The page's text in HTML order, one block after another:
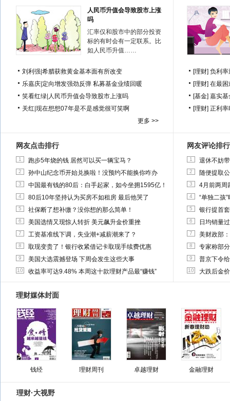
人民币升值会导致股市上涨
吗
汇率仅和股市中的部分投资
标的有时会有一定联系。比
如人民币升值……
刘利强 希腊获救黄金基本面有所改变
乐嘉庆 定向增发强劲反弹 私募基金业绩回暖
笑看红绿 人民币升值会导致股市上涨吗
关红 现在想想07年是不是感觉很可笑啊
更多 >>
[理财] 负利率
[理财] 在最困
[基金] 嘉实基
[理财] 正利率
网友点击排行
1 跑步5年烧的钱 居然可以买一辆宝马？
2 孙中山纪念币开始兑换啦！没预约不能换你咋办
3 中国最有钱的80后：白手起家，如今坐拥1595亿！
4 80后10年坚持认为买房不如租房 最后他哭了
5 社保断了想补缴？没你想的那么简单！
6 美国选情又现惊人转折 美元飙升金价重挫
7 工资基准线下调，失业潮+减薪潮来了？
8 取现变贵了！银行收紧借记卡取现手续费优惠
9 美国大选震撼登场 下周会发生这些大事
10 收益率可达9.48% 本周这十款理财产品最“赚钱”
网友评论排行
1 退休不妨
2 随便提取
3 4月前两周
4 “单独二孩
5 银行提首
6 日均销量
7 美财政部
8 专家称部
9 普京下令
10 大跌后金
理财媒体封面
钱经 理财周刊 卓越理财 金融理财
理财·大视野